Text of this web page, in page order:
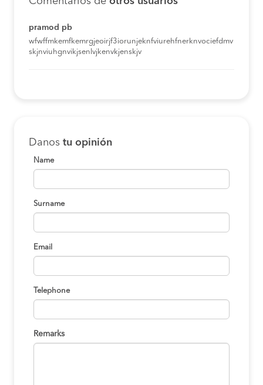
pramod pb
wfwffmkemfkemrgjeoirjf3iorunjeknfviurehfnerknvociefdmv
skjnviuhgnvikjsenlvjkenvkjenskjv
Danos tu opinión
Name
Surname
Email
Telephone
Remarks